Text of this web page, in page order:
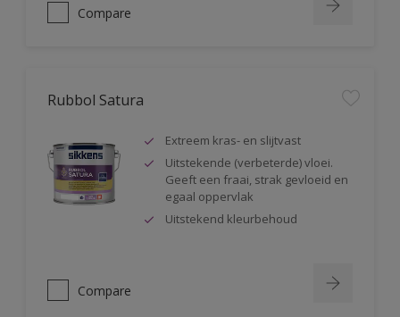
Compare
Rubbol Satura
Extreem kras- en slijtvast
Uitstekende (verbeterde) vloei.
Geeft een fraai, strak gevloeid en
egaal oppervlak
Uitstekend kleurbehoud
Compare